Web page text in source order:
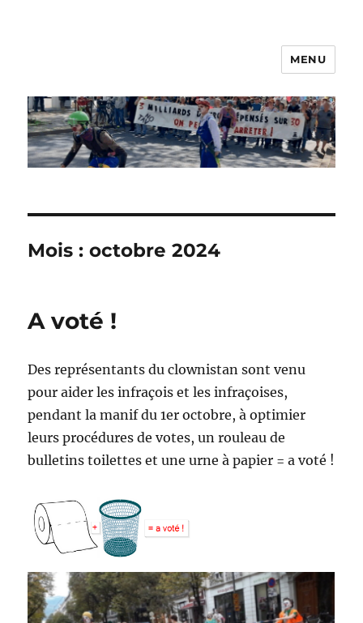
MENU
Mois :octobre 2024
A voté !
Des représentants du clownistan sont venu
pour aider les infraçois et les infraçoises,
pendant la manif du 1er octobre, à optimier
leurs procédures de votes, un rouleau de
bulletins toilettes et une urne à papier = a voté !